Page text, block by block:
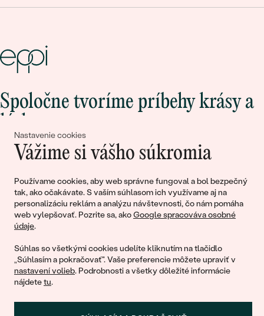
Nastavenie cookies
Vážime si vášho súkromia
Používame cookies, aby web správne fungoval a bol bezpečný
tak, ako očakávate. S vaším súhlasom ich využívame aj na
personalizáciu reklám a analýzu návštevnosti, čo nám pomáha
web vylepšovať. Pozrite sa, akoGoogle spracováva osobné
údaje.
Súhlas so všetkými cookies udelíte kliknutím na tlačidlo
„Súhlasím a pokračovať". Vaše preferencie môžete upraviť v
nastavení volieb. Podrobnosti a všetky dôležité informácie
nájdetetu.
Spoločne tvoríme príbehy krásy a
Pripojte sa k nám!
© 2011 - 2026, Eppi.sk